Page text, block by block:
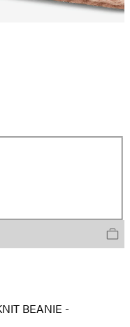
BEANIE -